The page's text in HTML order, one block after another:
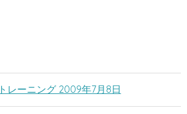
レーニング 2009年7月8日